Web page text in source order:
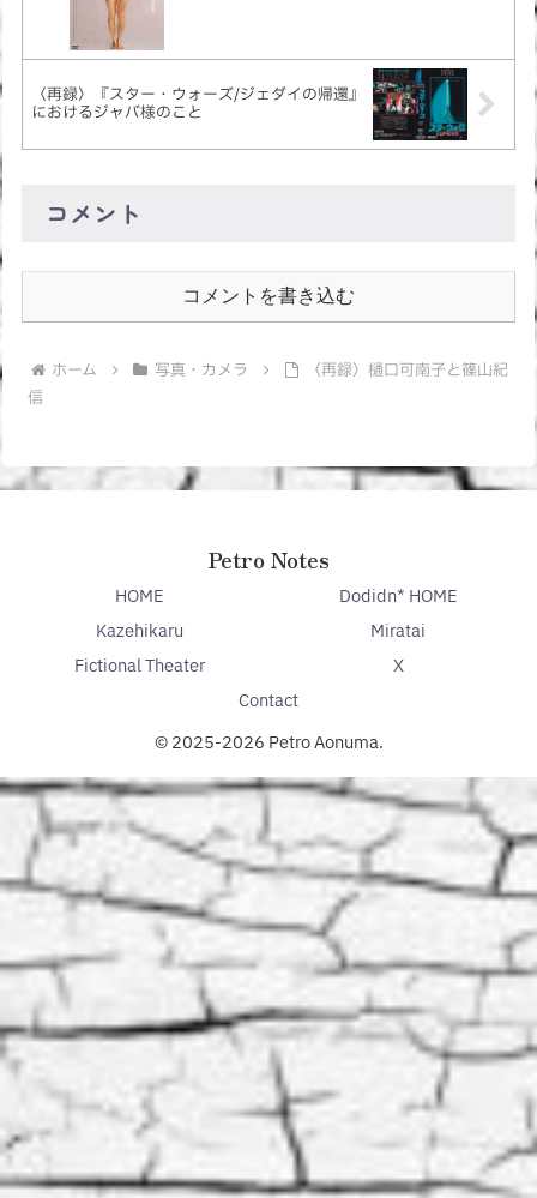
〈再録〉『スター・ウォーズ/ジェダイの帰還』
におけるジャバ様のこと
コメント
コメントを書き込む
ホーム 写真・カメラ
〈再録〉樋口可南子と篠山紀
信
Petro Notes
HOME
Dodidn* HOME
Kazehikaru
Miratai
Fictional Theater
X
Contact
© 2025-2026 Petro Aonuma.